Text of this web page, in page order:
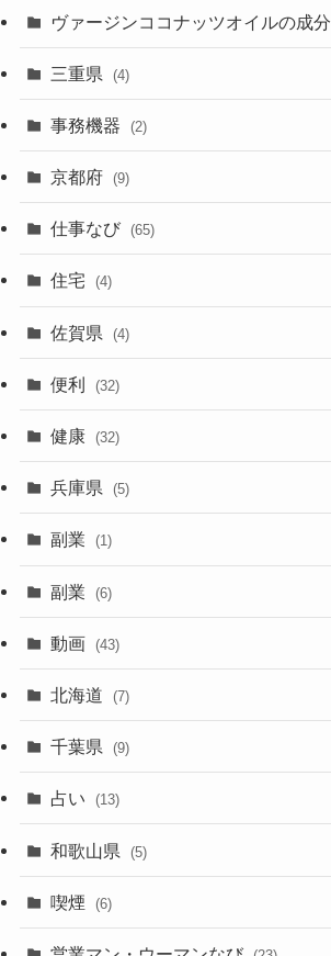
ヴァージンココナッツオイルの成分
三重県 (4)
事務機器 (2)
京都府 (9)
仕事なび (65)
住宅 (4)
佐賀県 (4)
便利 (32)
健康 (32)
兵庫県 (5)
副業 (1)
副業 (6)
動画 (43)
北海道 (7)
千葉県 (9)
占い (13)
和歌山県 (5)
喫煙 (6)